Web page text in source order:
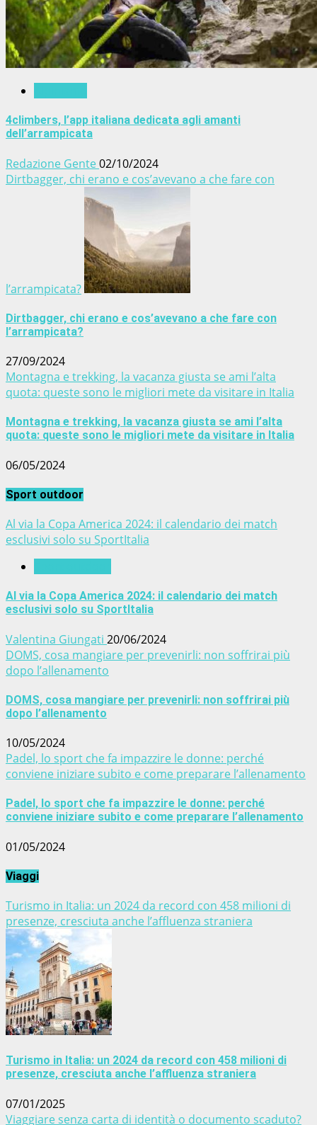
4climbers, l’app italiana dedicata agli amanti
dell’arrampicata
Redazione Gente02/10/2024
Dirtbagger, chi erano e cos’avevano a che fare con
l’arrampicata?
Dirtbagger, chi erano e cos’avevano a che fare con
l’arrampicata?
27/09/2024
Montagna e trekking, la vacanza giusta se ami l’alta
quota: queste sono le migliori mete da visitare in Italia
Montagna e trekking, la vacanza giusta se ami l’alta
quota: queste sono le migliori mete da visitare in Italia
06/05/2024
Sport outdoor
Al via la Copa America 2024: il calendario dei match
esclusivi solo su SportItalia
Al via la Copa America 2024: il calendario dei match
esclusivi solo su SportItalia
Valentina Giungati 20/06/2024
DOMS, cosa mangiare per prevenirli: non soffrirai più
dopo l’allenamento
DOMS, cosa mangiare per prevenirli: non soffrirai più
dopo l’allenamento
10/05/2024
Padel, lo sport che fa impazzire le donne: perché
conviene iniziare subito e come preparare l’allenamento
Padel, lo sport che fa impazzire le donne: perché
conviene iniziare subito e come preparare l’allenamento
01/05/2024
Viaggi
Turismo in Italia: un 2024 da record con 458 milioni di
presenze, cresciuta anche l’affluenza straniera
Turismo in Italia: un 2024 da record con 458 milioni di
presenze, cresciuta anche l’affluenza straniera
07/01/2025
Viaggiare senza carta di identità o documento scaduto?